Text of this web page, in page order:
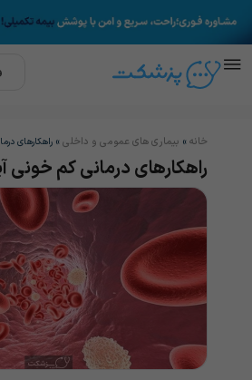
خانه » بیماری های عمومی و داخلی » راهکارهای
راهکارهای درمانی کم خونی